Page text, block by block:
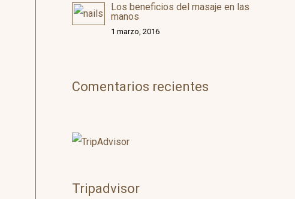
Los beneficios del masaje en las
manos
1 marzo, 2016
Comentarios recientes
Tripadvisor